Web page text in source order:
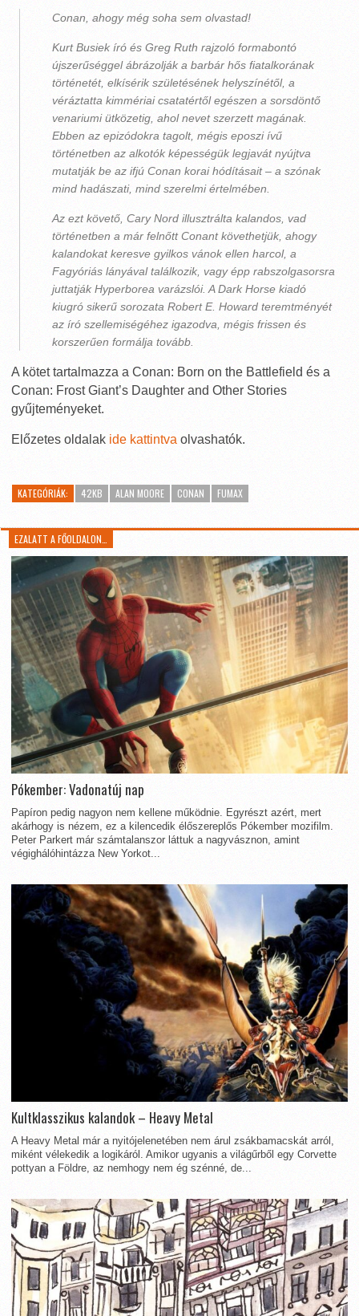
Conan, ahogy még soha sem olvastad!
Kurt Busiek író és Greg Ruth rajzoló formabontó
újszerűséggel ábrázolják a barbár hős fiatalkorának
történetét, elkísérik születésének helyszínétől, a
véráztatta kimmériai csatatértől egészen a sorsdöntő
venariumi ütközetig, ahol nevet szerzett magának.
Ebben az epizódokra tagolt, mégis eposzi ívű
történetben az alkotók képességük legjavát nyújtva
mutatják be az ifjú Conan korai hódításait – a szónak
mind hadászati, mind szerelmi értelmében.
Az ezt követő, Cary Nord illusztrálta kalandos, vad
történetben a már felnőtt Conant követhetjük, ahogy
kalandokat keresve gyilkos vánok ellen harcol, a
Fagyóriás lányával találkozik, vagy épp rabszolgasorsra
juttatják Hyperborea varázslói. A Dark Horse kiadó
kiugró sikerű sorozata Robert E. Howard teremtményét
az író szellemiségéhez igazodva, mégis frissen és
korszerűen formálja tovább.
A kötet tartalmazza a Conan: Born on the Battlefield és a
Conan: Frost Giant’s Daughter and Other Stories
gyűjteményeket.
Előzetes oldalak ide kattintva olvashatók.
KATEGÓRIÁK: 42KB ALAN MOORE CONAN FUMAX
EZALATT A FŐOLDALON…
Pókember: Vadonatúj nap
Papíron pedig nagyon nem kellene működnie. Egyrészt azért, mert
akárhogy is nézem, ez a kilencedik élőszereplős Pókember mozifilm.
Peter Parkert már számtalanszor láttuk a nagyvásznon, amint
végighálóhintázza New Yorkot...
Kultklasszikus kalandok – Heavy Metal
A Heavy Metal már a nyitójelenetében nem árul zsákbamacskát arról,
miként vélekedik a logikáról. Amikor ugyanis a világűrből egy Corvette
pottyan a Földre, az nemhogy nem ég szénné, de...